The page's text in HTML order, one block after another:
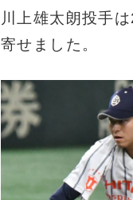
川上雄太朗投手
寄せました。